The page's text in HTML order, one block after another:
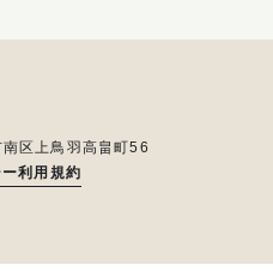
区上鳥羽高畠町56
利用規約